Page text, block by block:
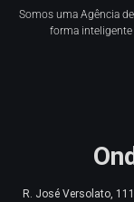
Somos uma Agência
forma inteligente
R. José Versolato,